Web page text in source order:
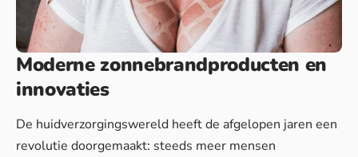
Moderne zonnebrandproducten en
innovaties
De huidverzorgingswereld heeft de afgelopen jaren een
revolutie doorgemaakt: steeds meer mensen